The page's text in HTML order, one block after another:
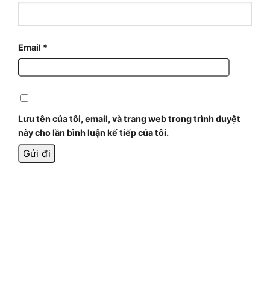
Email *
Lưu tên của tôi, email, và trang web trong trình duyệt
này cho lần bình luận kế tiếp của tôi.